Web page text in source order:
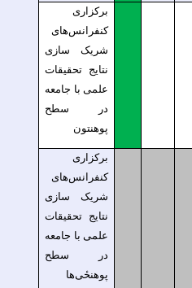
کنفرانس‌های
شریک سازی
نتایج تحقیقات
علمی با جامعه
در سطح
کنفرانس‌های
شریک سازی
نتایج تحقیقات
علمی با جامعه
در سطح
پوهنحٔی‌ها